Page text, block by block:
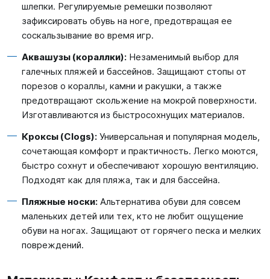
шлепки. Регулируемые ремешки позволяют
зафиксировать обувь на ноге, предотвращая ее
соскальзывание во время игр.
Аквашузы (кораллки): Незаменимый выбор для
галечных пляжей и бассейнов. Защищают стопы от
порезов о кораллы, камни и ракушки, а также
предотвращают скольжение на мокрой поверхности.
Изготавливаются из быстросохнущих материалов.
Кроксы (Clogs): Универсальная и популярная модель,
сочетающая комфорт и практичность. Легко моются,
быстро сохнут и обеспечивают хорошую вентиляцию.
Подходят как для пляжа, так и для бассейна.
Пляжные носки: Альтернатива обуви для совсем
маленьких детей или тех, кто не любит ощущение
обуви на ногах. Защищают от горячего песка и мелких
повреждений.